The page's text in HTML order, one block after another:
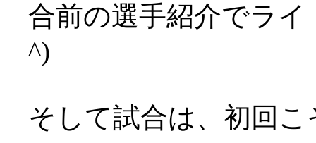
合前の選手紹介でラ
^)
そして試合は、初回